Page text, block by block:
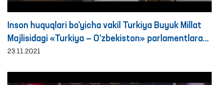
Inson huquqlari bo‘yicha vakil Turkiya Buyuk Millat
Majlisidagi «Turkiya — O‘zbekiston» parlamentlararo
guruhi raisi Osman Mesten bilan uchrashdi.
23.11.2021